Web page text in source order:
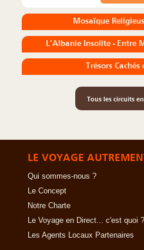
Mosaïque
Trésors Cachés
Tous les circuits
LE VOYAGE
Qui sommes-nous ?
Le Concept
Notre Charte
Le Voyage en Direct... c'est quoi ?
Les Agents Locaux Partenaires